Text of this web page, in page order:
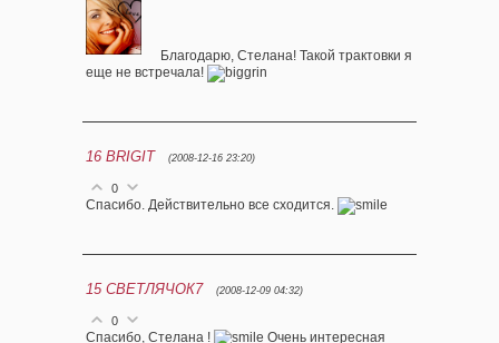
Благодарю, Стелана! Такой трактовки я
еще не встречала!
16 BRIGIT (2008-12-16 23:20)
0
Спасибо. Действительно все сходится.
15 СВЕТЛЯЧОК7 (2008-12-09 04:32)
0
Спасибо, Стелана ! Очень интересная